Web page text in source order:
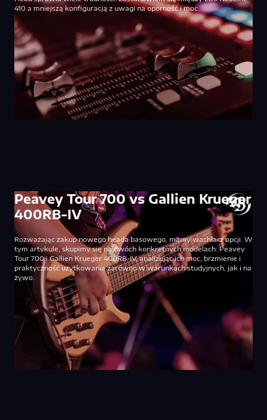
410 a mniejszą konfiguracją z uwagi na oporność i moc.
Peavey Tour 700 vs Gallien Krueger
400RB-IV
Rozważając zakup nowego heada basowego, mamy wachlarz opcji. W
tym artykule, skupimy się na dwóch konkretnych modelach: Peavey
Tour 700 i Gallien Krueger 400RB-IV, analizując ich moc, brzmienie i
praktyczność użytkowania zarówno w warunkach studyjnych, jak i na
żywo.